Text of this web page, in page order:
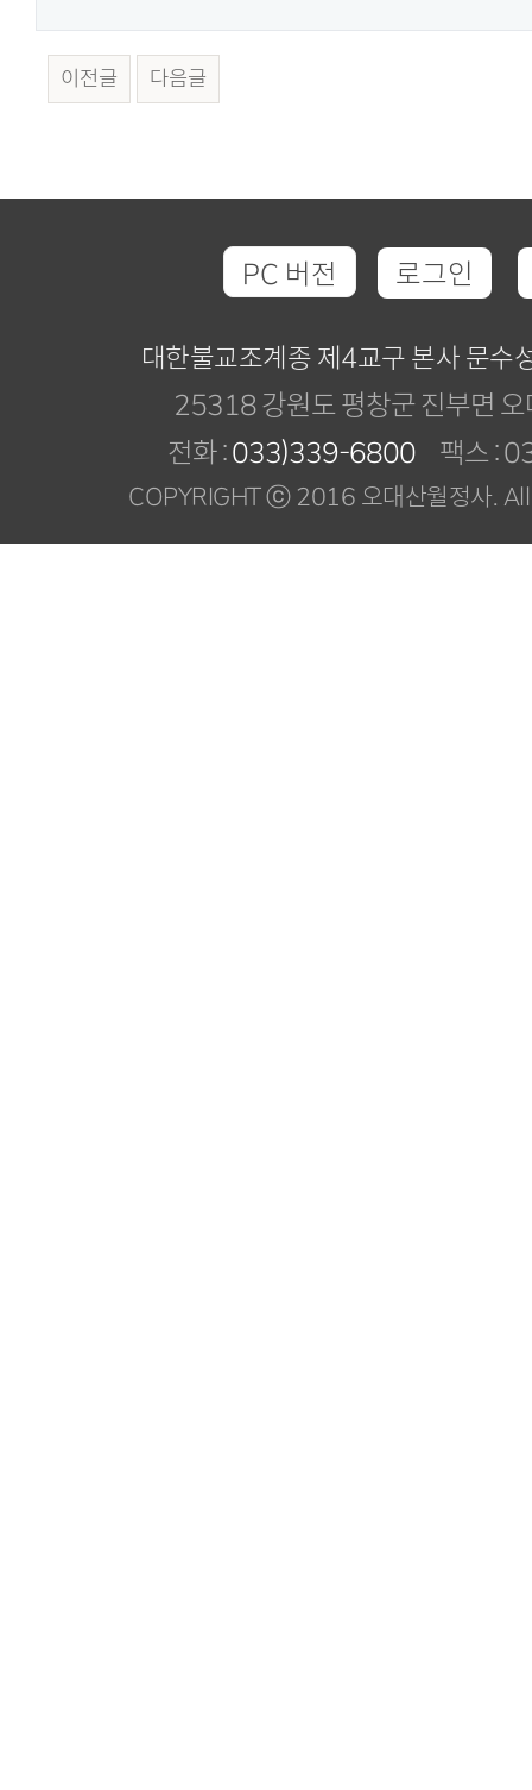
이전글 다음글
PC 버전 로그인
대한불교조계종 제4교구 본사 문수
25318 강원도 평창군 진부면
전화 :033)339-6800 팩스 :
COPYRIGHT ⓒ 2016 오대산월정사.